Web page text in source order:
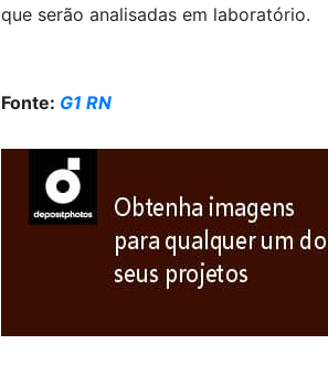
que serão analisadas em laboratório.
Fonte: G1 RN